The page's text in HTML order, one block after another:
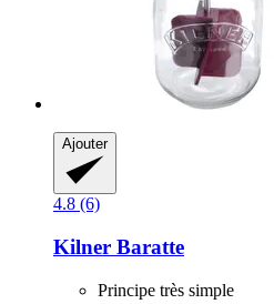
Ajouter
4.8 (6)
Kilner Baratte
Principe très simple